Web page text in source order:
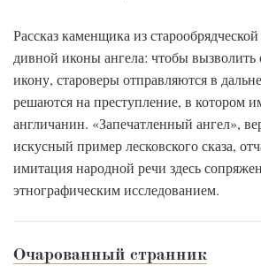
Рассказ каменщика из
дивной иконы ангела: чтобы
икону, староверы отправляются в
решаются на преступление, в котором
англичанин. «Запечатленный ангел»,
искусный пример лесковского сказа,
имитация народной речи здесь
этнографическим исследованием.
Очарованный странник